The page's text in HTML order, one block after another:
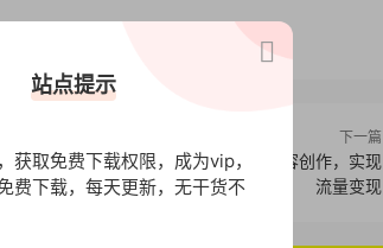
下一篇
：20+核心应用场景，快速掌握AI内容创作，实现
流量变现
站点提示
获取免费下载权限，成为vip，
费下载，每天更新，无干货不